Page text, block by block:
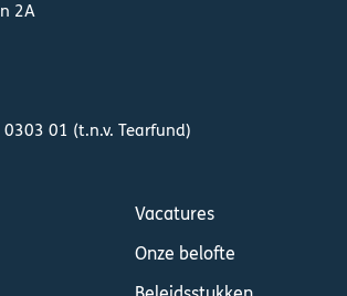
2A
01 (t.n.v. Tearfund)
Vacatures
Onze belofte